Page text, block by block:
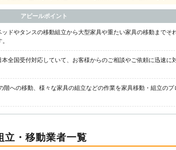
アピールポイント
ドやタンスの移動組立から大型家具や重たい家具の移動までそ
全国受付対応していて、お客様からのご相談やご依頼に迅速に
階への移動、様々な家具の組立などの作業を家具移動・組立のプ
立・移動業者一覧